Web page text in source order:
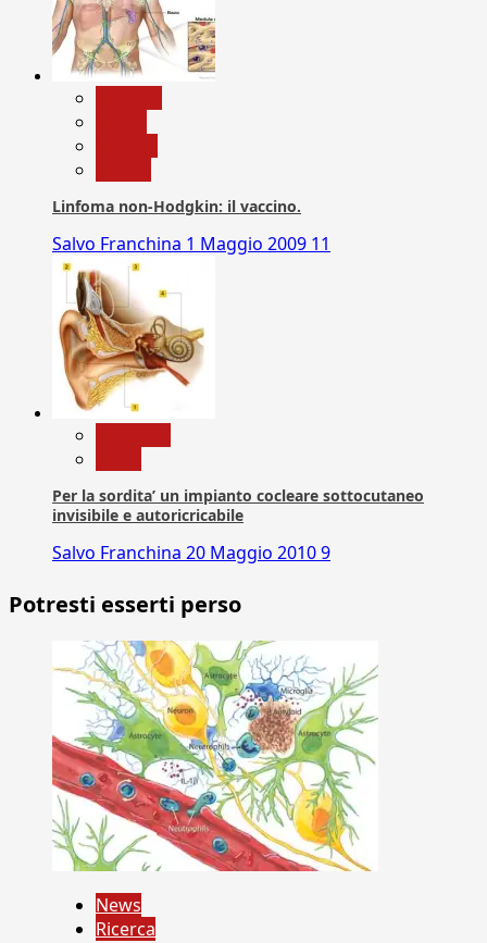
Linfoma non-Hodgkin: il vaccino.
Salvo Franchina 1 Maggio 2009 11
Per la sordita’ un impianto cocleare sottocutaneo
invisibile e autoricricabile
Salvo Franchina 20 Maggio 20109
Potresti esserti perso
News
Ricerca